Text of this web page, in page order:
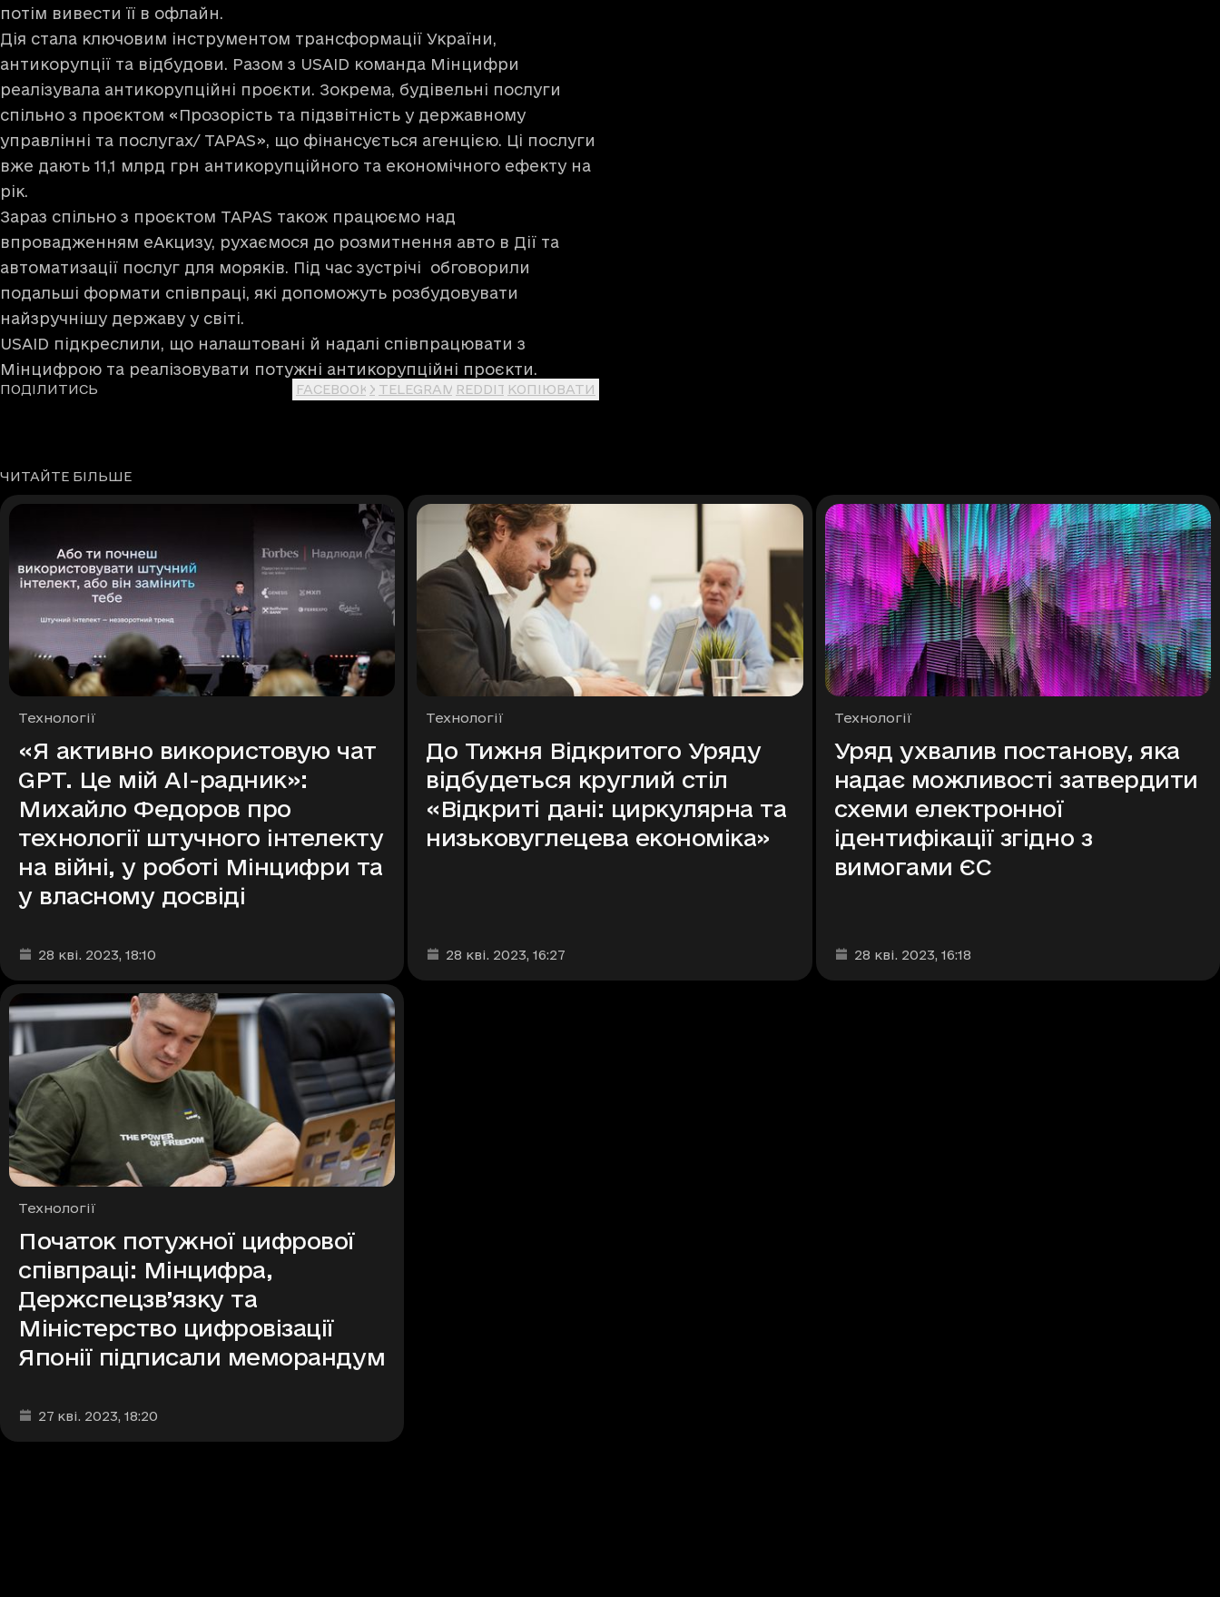
потім вивести її в офлайн.
Дія стала ключовим інструментом трансформації України,
антикорупції та відбудови. Разом з USAID команда Мінцифри
реалізувала антикорупційні проєкти. Зокрема, будівельні послуги
спільно з проєктом «Прозорість та підзвітність у державному
управлінні та послугах/ TAPAS», що фінансується агенцією. Ці послуги
вже дають 11,1 млрд грн антикорупційного та економічного ефекту на
рік.
Зараз спільно з проєктом TAPAS також працюємо над
впровадженням еАкцизу, рухаємося до розмитнення авто в Дії та
автоматизації послуг для моряків. Під час зустрічі обговорили
подальші формати співпраці, які допоможуть розбудовувати
найзручнішу державу у світі.
USAID підкреслили, що налаштовані й надалі співпрацювати з
Мінцифрою та реалізовувати потужні антикорупційні проєкти.
ПОДІЛИТИСЬ FACEBOOK X TELEGRAM REDDIT КОПІЮВАТИ
ЧИТАЙТЕ БІЛЬШЕ
Рубрики
Технології
«Я активно використовую чат
GPT. Це мій AI-радник»:
Михайло Федоров про
технології штучного інтелекту
на війні, у роботі Мінцифри та
у власному досвіді
Дата та час публікації
28 кві. 2023, 18:10
Рубрики
Технології
До Тижня Відкритого Уряду
відбудеться круглий стіл
«Відкриті дані: циркулярна та
низьковуглецева економіка»
Дата та час публікації
28 кві. 2023, 16:27
Рубрики
Технології
Уряд ухвалив постанову, яка
надає можливості затвердити
схеми електронної
ідентифікації згідно з
вимогами ЄС
Дата та час публікації
28 кві. 2023, 16:18
Рубрики
Технології
Початок потужної цифрової
співпраці: Мінцифра,
Держспецзв’язку та
Міністерство цифровізації
Японії підписали меморандум
Дата та час публікації
27 кві. 2023, 18:20